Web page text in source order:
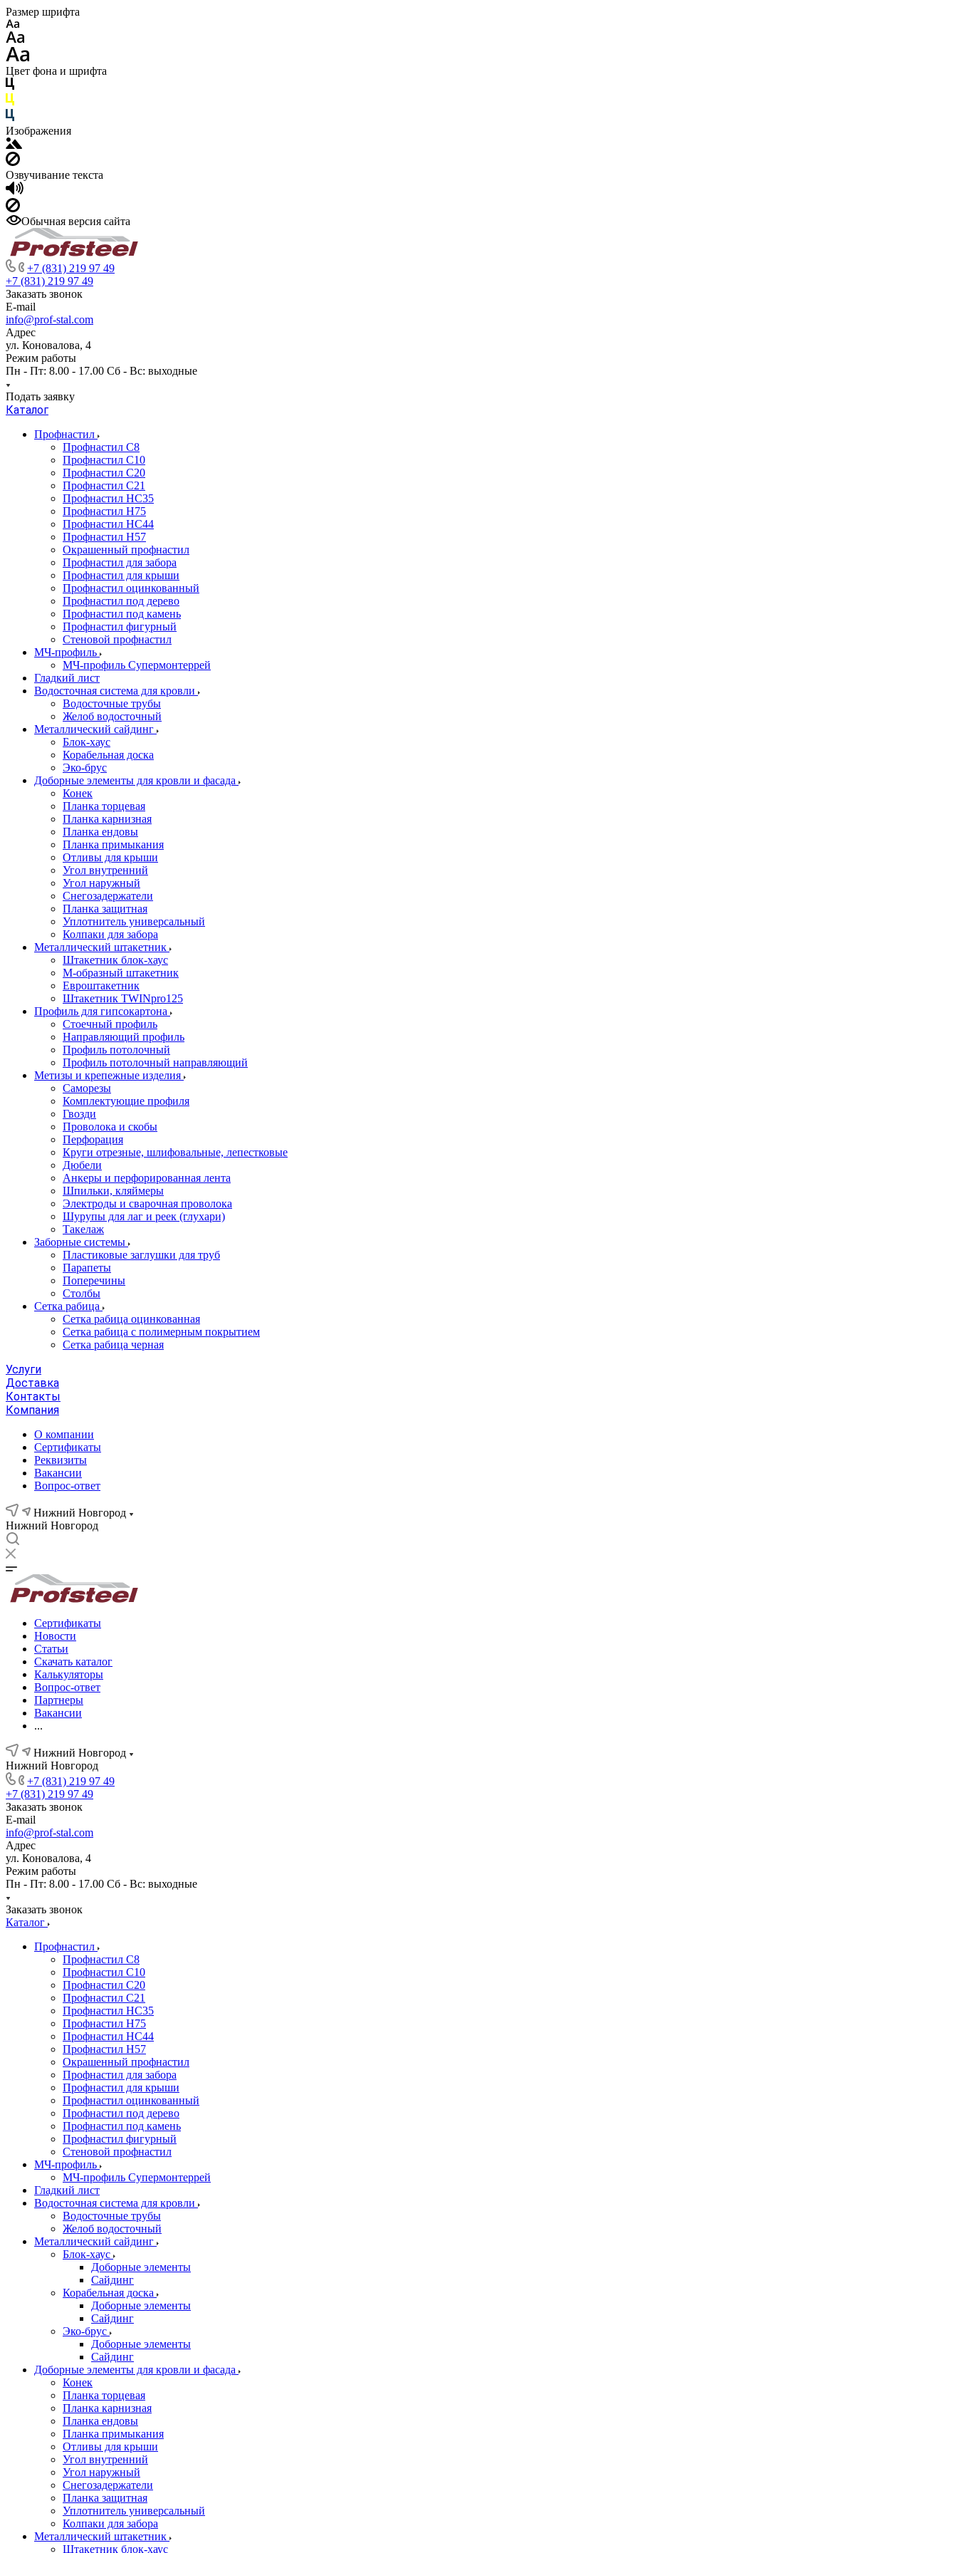
Размер шрифта
Цвет фона и шрифта
Изображения
Озвучивание текста
Обычная версия сайта
+7 (831) 219 97 49
+7 (831) 219 97 49
Заказать звонок
E-mail
info@prof-stal.com
Адрес
ул. Коновалова, 4
Режим работы
Пн - Пт: 8.00 - 17.00 Сб - Вс: выходные
Подать заявку
Каталог
Профнастил
Профнастил С8
Профнастил С10
Профнастил С20
Профнастил С21
Профнастил НС35
Профнастил Н75
Профнастил HC44
Профнастил Н57
Окрашенный профнастил
Профнастил для забора
Профнастил для крыши
Профнастил оцинкованный
Профнастил под дерево
Профнастил под камень
Профнастил фигурный
Стеновой профнастил
МЧ-профиль
МЧ-профиль Супермонтеррей
Гладкий лист
Водосточная система для кровли
Водосточные трубы
Желоб водосточный
Металлический сайдинг
Блок-хаус
Корабельная доска
Эко-брус
Доборные элементы для кровли и фасада
Конек
Планка торцевая
Планка карнизная
Планка ендовы
Планка примыкания
Отливы для крыши
Угол внутренний
Угол наружный
Снегозадержатели
Планка защитная
Уплотнитель универсальный
Колпаки для забора
Металлический штакетник
Штакетник блок-хаус
М-образный штакетник
Евроштакетник
Штакетник TWINpro125
Профиль для гипсокартона
Стоечный профиль
Направляющий профиль
Профиль потолочный
Профиль потолочный направляющий
Метизы и крепежные изделия
Саморезы
Комплектующие профиля
Гвозди
Проволока и скобы
Перфорация
Круги отрезные, шлифовальные, лепестковые
Дюбели
Анкеры и перфорированная лента
Шпильки, кляймеры
Электроды и сварочная проволока
Шурупы для лаг и реек (глухари)
Такелаж
Заборные системы
Пластиковые заглушки для труб
Парапеты
Поперечины
Столбы
Сетка рабица
Сетка рабица оцинкованная
Сетка рабица с полимерным покрытием
Сетка рабица черная
Услуги
Доставка
Контакты
Компания
О компании
Сертификаты
Реквизиты
Вакансии
Вопрос-ответ
Нижний Новгород
Нижний Новгород
Сертификаты
Новости
Статьи
Скачать каталог
Калькуляторы
Вопрос-ответ
Партнеры
Вакансии
...
Нижний Новгород
Нижний Новгород
+7 (831) 219 97 49
+7 (831) 219 97 49
Заказать звонок
E-mail
info@prof-stal.com
Адрес
ул. Коновалова, 4
Режим работы
Пн - Пт: 8.00 - 17.00 Сб - Вс: выходные
Заказать звонок
Каталог
Профнастил
Профнастил С8
Профнастил С10
Профнастил С20
Профнастил С21
Профнастил НС35
Профнастил Н75
Профнастил HC44
Профнастил Н57
Окрашенный профнастил
Профнастил для забора
Профнастил для крыши
Профнастил оцинкованный
Профнастил под дерево
Профнастил под камень
Профнастил фигурный
Стеновой профнастил
МЧ-профиль
МЧ-профиль Супермонтеррей
Гладкий лист
Водосточная система для кровли
Водосточные трубы
Желоб водосточный
Металлический сайдинг
Блок-хаус
Доборные элементы
Сайдинг
Корабельная доска
Доборные элементы
Сайдинг
Эко-брус
Доборные элементы
Сайдинг
Доборные элементы для кровли и фасада
Конек
Планка торцевая
Планка карнизная
Планка ендовы
Планка примыкания
Отливы для крыши
Угол внутренний
Угол наружный
Снегозадержатели
Планка защитная
Уплотнитель универсальный
Колпаки для забора
Металлический штакетник
Штакетник блок-хаус